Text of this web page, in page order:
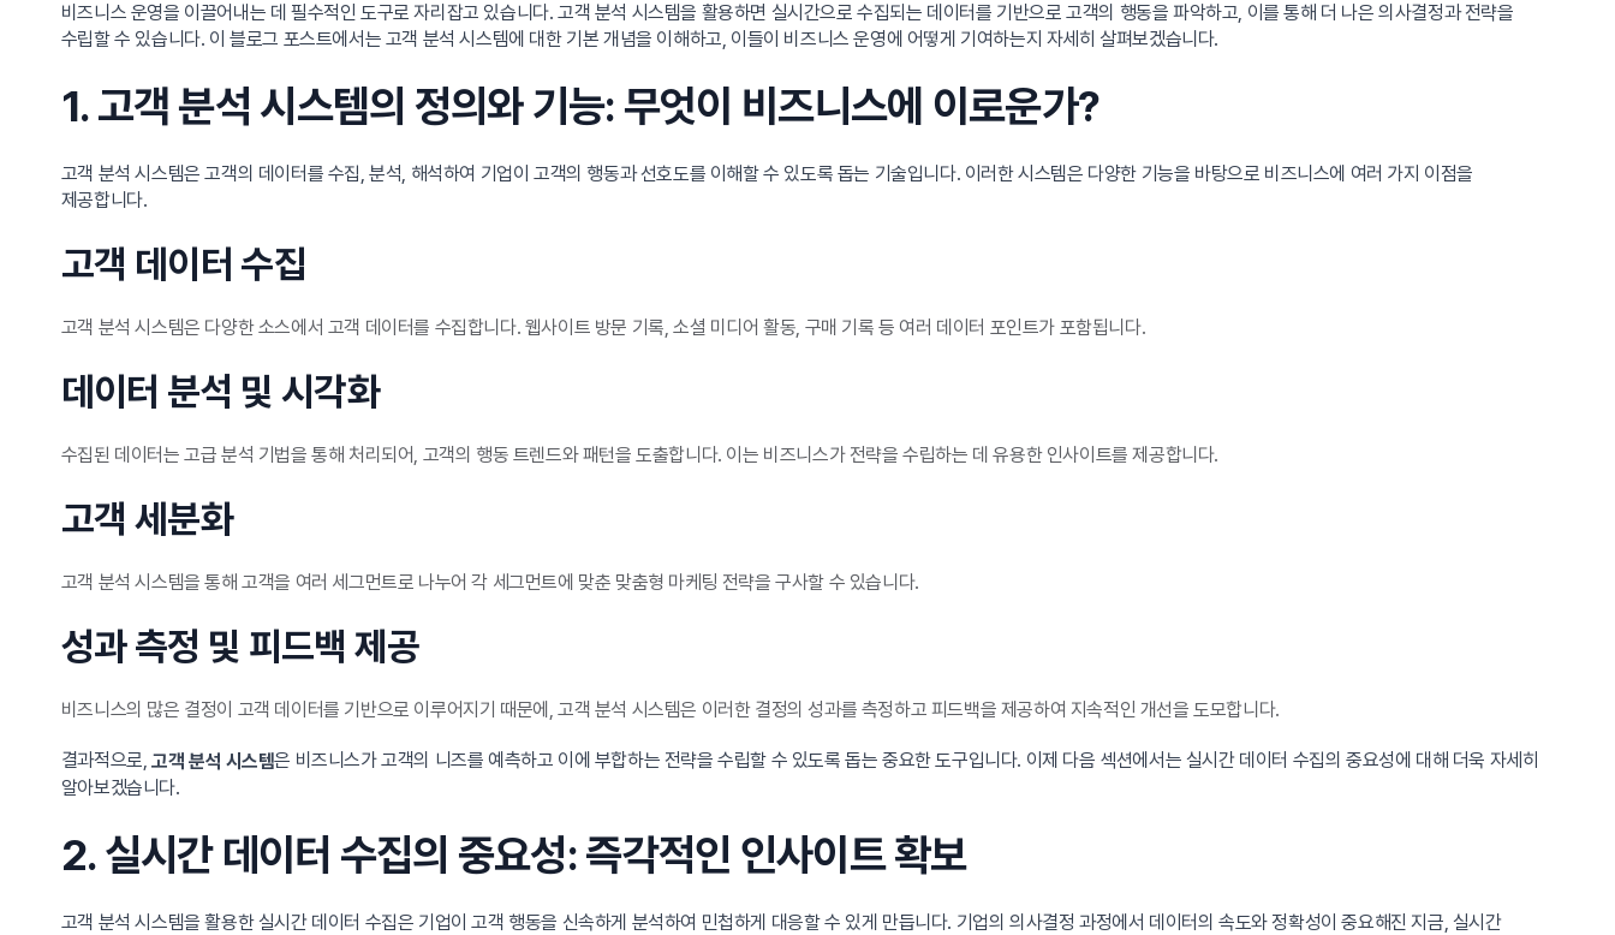
비즈니스 운영을 이끌어내는 데 필수적인 도구로 자리잡고 있습니다. 고객 분석 시스템을 활용하면 실시간으로 수집되는 데이터를 기반으로 고객의 행동을 파악하고, 이를 통해 더 나은 의사결정과 전략을
수립할 수 있습니다. 이 블로그 포스트에서는 고객 분석 시스템에 대한 기본 개념을 이해하고, 이들이 비즈니스 운영에 어떻게 기여하는지 자세히 살펴보겠습니다.
1. 고객 분석 시스템의 정의와 기능: 무엇이 비즈니스에 이로운가?
고객 분석 시스템은 고객의 데이터를 수집, 분석, 해석하여 기업이 고객의 행동과 선호도를 이해할 수 있도록 돕는 기술입니다. 이러한 시스템은 다양한 기능을 바탕으로 비즈니스에 여러 가지 이점을
제공합니다.
고객 데이터 수집
고객 분석 시스템은 다양한 소스에서 고객 데이터를 수집합니다. 웹사이트 방문 기록, 소셜 미디어 활동, 구매 기록 등 여러 데이터 포인트가 포함됩니다.
데이터 분석 및 시각화
수집된 데이터는 고급 분석 기법을 통해 처리되어, 고객의 행동 트렌드와 패턴을 도출합니다. 이는 비즈니스가 전략을 수립하는 데 유용한 인사이트를 제공합니다.
고객 세분화
고객 분석 시스템을 통해 고객을 여러 세그먼트로 나누어 각 세그먼트에 맞춘 맞춤형 마케팅 전략을 구사할 수 있습니다.
성과 측정 및 피드백 제공
비즈니스의 많은 결정이 고객 데이터를 기반으로 이루어지기 때문에, 고객 분석 시스템은 이러한 결정의 성과를 측정하고 피드백을 제공하여 지속적인 개선을 도모합니다.
결과적으로, 고객 분석 시스템은 비즈니스가 고객의 니즈를 예측하고 이에 부합하는 전략을 수립할 수 있도록 돕는 중요한 도구입니다. 이제 다음 섹션에서는 실시간 데이터 수집의 중요성에 대해 더욱 자세히
알아보겠습니다.
2. 실시간 데이터 수집의 중요성: 즉각적인 인사이트 확보
고객 분석 시스템을 활용한 실시간 데이터 수집은 기업이 고객 행동을 신속하게 분석하여 민첩하게 대응할 수 있게 만듭니다. 기업의 의사결정 과정에서 데이터의 속도와 정확성이 중요해진 지금, 실시간